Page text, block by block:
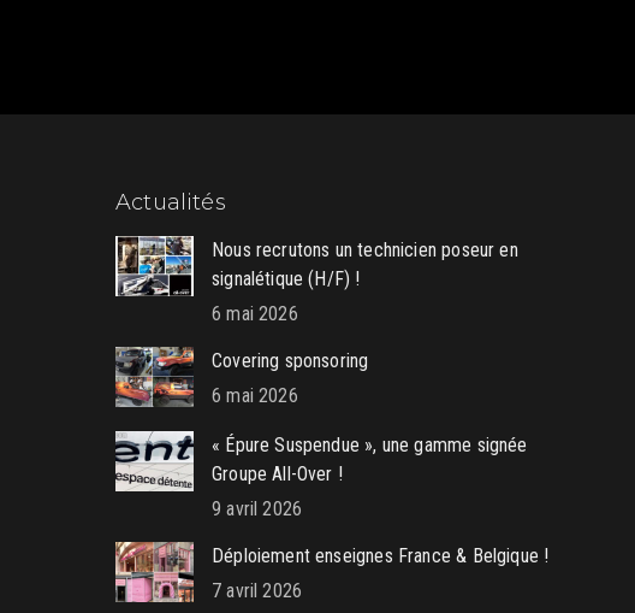
Actualités
Nous recrutons un technicien poseur en
signalétique (H/F) !
6 mai 2026
Covering sponsoring
6 mai 2026
« Épure Suspendue », une gamme signée
Groupe All-Over !
9 avril 2026
Déploiement enseignes France & Belgique !
7 avril 2026